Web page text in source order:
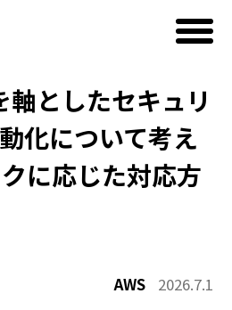
Cloud
としたセキュリ
化について考え
に応じた対応方
AWS 2026.7.1